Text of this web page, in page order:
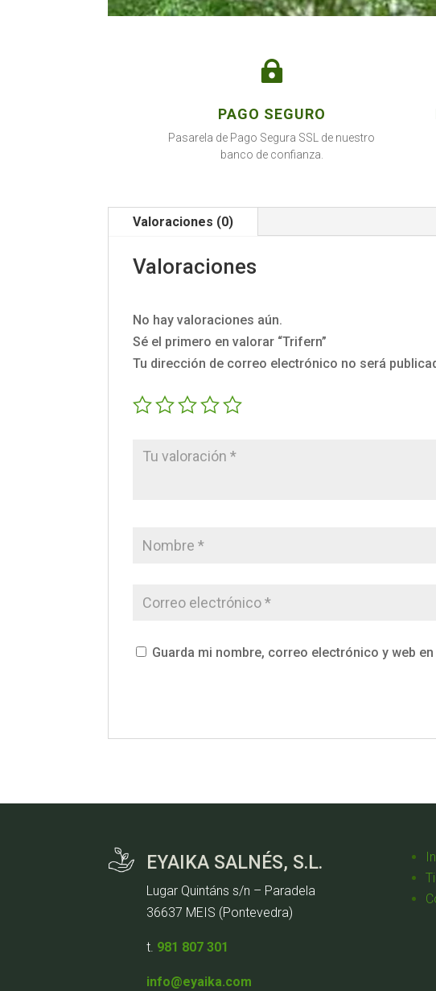

PAGO SEGURO
Pasarela de Pago Segura SSL de nuestro
banco de confianza.
Valoraciones (0)
Valoraciones
No hay valoraciones aún.
Sé el primero en valorar “Trifern”
Tu dirección de correo electrónico no será
Guarda mi nombre, correo electrónico y web
EYAIKA SALNÉS, S.L.
Lugar Quintáns s/n – Paradela
36637 MEIS (Pontevedra)
t. 981 807 301
info@eyaika.com